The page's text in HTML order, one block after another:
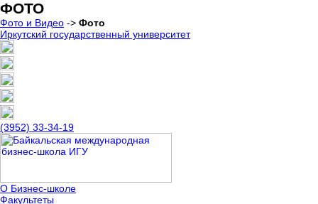
ФОТО
Фото и Видео -> Фото
Иркутский государственный университет
(3952) 33-34-19
О Бизнес-школе
Факультеты